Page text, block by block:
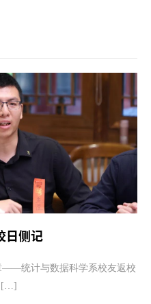
日侧记
——统计与数据科学系校友返校